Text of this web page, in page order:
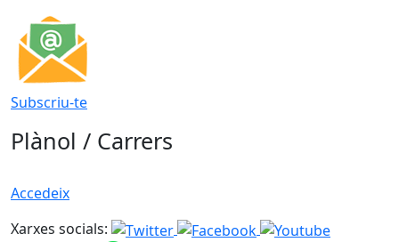
Subscriu-te
Plànol / Carrers
Accedeix
Xarxes socials: